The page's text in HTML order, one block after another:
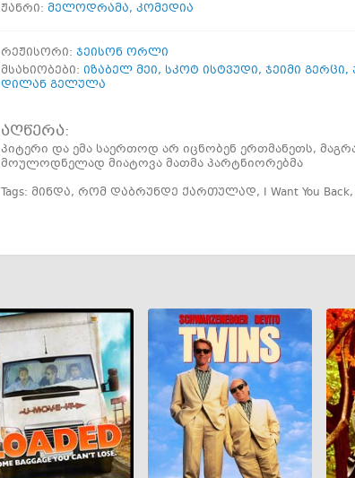
ჟანრი: მელოდრამა, კომედია
რეჟისორი: ჯეისონ ორლი
მსახიობები: იზაბელ მეი, სკოტ ისტვუდი, ჯეიმი გერცი,
დილან გელულა
აღწერა:
პიტერი და ემა საერთოდ არ იცნობენ ერთმანეთს,
მოულოდნელად მიატოვა მათმა პარტნიორებმა
Tags: მინდა, რომ დაბრუნდე ქართულად, I Want You Back,